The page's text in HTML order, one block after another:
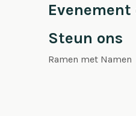
Steun ons
Ramen met Namen